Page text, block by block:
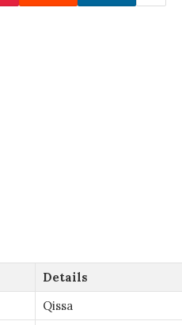
Details
Qissa